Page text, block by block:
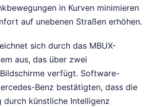
in Kurven minimieren
auf unebenen Straßen erhöhen.
sich durch das MBUX-
aus, das über zwei
verfügt. Software-
Benz bestätigten, dass die
durch künstliche Intelligenz